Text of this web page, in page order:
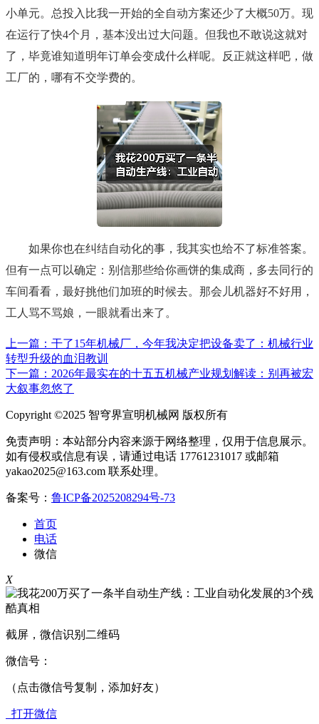
小单元。总投入比我一开始的全自动方案还少了大概50万。现
在运行了快4个月，基本没出过大问题。但我也不敢说这就对
了，毕竟谁知道明年订单会变成什么样呢。反正就这样吧，做
工厂的，哪有不交学费的。
如果你也在纠结自动化的事，我其实也给不了标准答案。
但有一点可以确定：别信那些给你画饼的集成商，多去同行的
车间看看，最好挑他们加班的时候去。那会儿机器好不好用，
工人骂不骂娘，一眼就看出来了。
上一篇：干了15年机械厂，今年我决定把设备卖了：机械行业
转型升级的血泪教训
下一篇：2026年最实在的十五五机械产业规划解读：别再被宏
大叙事忽悠了
Copyright ©2025 智穹界宣明机械网 版权所有
免责声明：本站部分内容来源于网络整理，仅用于信息展示。
如有侵权或信息有误，请通过电话 17761231017 或邮箱
yakao2025@163.com 联系处理。
备案号： 鲁ICP备2025208294号-73
首页
电话
微信
X
截屏，微信识别二维码
微信号：
（点击微信号复制，添加好友）
打开微信